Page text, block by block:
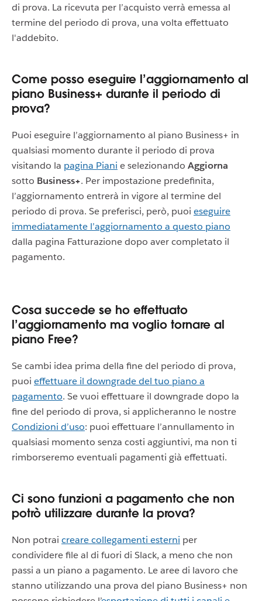
di prova. La ricevuta per l’acquisto verrà emessa al
termine del periodo di prova, una volta effettuato
l'addebito.
Come posso eseguire l’aggiornamento al
piano Business+ durante il periodo di
prova?
Puoi eseguire l’aggiornamento al piano Business+ in
qualsiasi momento durante il periodo di prova
visitando la pagina Piani e selezionando Aggiorna
sotto Business+. Per impostazione predefinita,
l’aggiornamento entrerà in vigore al termine del
periodo di prova. Se preferisci, però, puoi eseguire
immediatamente l’aggiornamento a questo piano
dalla pagina Fatturazione dopo aver completato il
pagamento.
Cosa succede se ho effettuato
l’aggiornamento ma voglio tornare al
piano Free?
Se cambi idea prima della fine del periodo di prova,
puoi effettuare il downgrade del tuo piano a
pagamento. Se vuoi effettuare il downgrade dopo la
fine del periodo di prova, si applicheranno le nostre
Condizioni d’uso: puoi effettuare l’annullamento in
qualsiasi momento senza costi aggiuntivi, ma non ti
rimborseremo eventuali pagamenti già effettuati.
Ci sono funzioni a pagamento che non
potrò utilizzare durante la prova?
Non potrai creare collegamenti esterni per
condividere file al di fuori di Slack, a meno che non
passi a un piano a pagamento. Le aree di lavoro che
stanno utilizzando una prova del piano Business+ non